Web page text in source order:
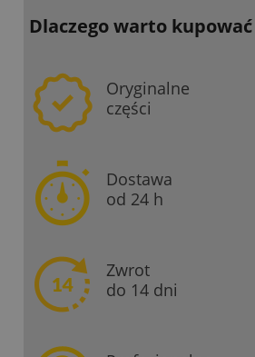
Dlaczego warto kupować
Oryginalne
części
Dostawa
od 24 h
Zwrot
do 14 dni